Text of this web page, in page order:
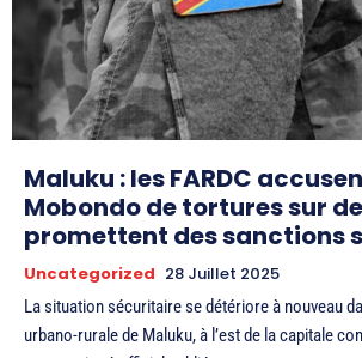
Maluku : les FARDC
Mobondo de tortures sur
promettent des sanctions
Uncategorized 28 Juillet 2025
La situation sécuritaire se détériore à nouveau
urbano-rurale de Maluku, à l’est de la capitale